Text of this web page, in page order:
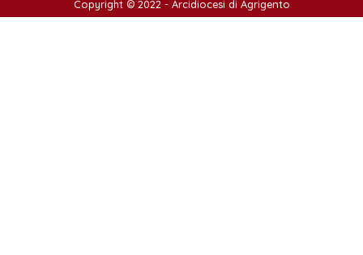
Copyright © 2022 - Arcidiocesi di Agrigento